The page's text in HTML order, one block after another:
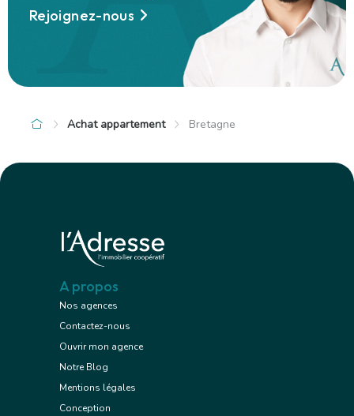
Rejoignez-nous
Achat appartement Bretagne
A propos
Nos agences
Contactez-nous
Ouvrir mon agence
Notre Blog
Mentions légales
Conception